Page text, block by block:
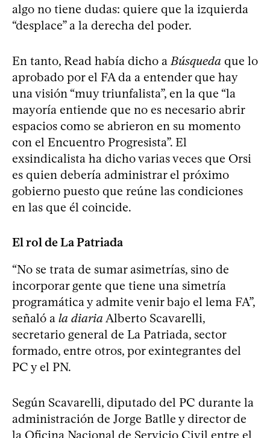
algo no tiene dudas: quiere que la izquierda
“desplace” a la derecha del poder.
En tanto, Read había dicho a Búsqueda que lo
aprobado por el FA da a entender que hay
una visión “muy triunfalista”, en la que “la
mayoría entiende que no es necesario abrir
espacios como se abrieron en su momento
con el Encuentro Progresista”. El
exsindicalista ha dicho varias veces que Orsi
es quien debería administrar el próximo
gobierno puesto que reúne las condiciones
en las que él coincide.
El rol de La Patriada
“No se trata de sumar asimetrías, sino de
incorporar gente que tiene una simetría
programática y admite venir bajo el lema FA”,
señaló a la diaria Alberto Scavarelli,
secretario general de La Patriada, sector
formado, entre otros, por exintegrantes del
PC y el PN.
Según Scavarelli, diputado del PC durante la
administración de Jorge Batlle y director de
la Oficina Nacional de Servicio Civil entre el